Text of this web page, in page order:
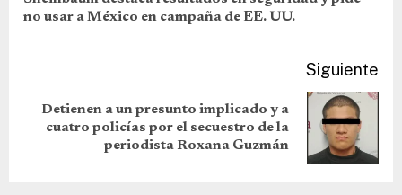
no usar a México en campaña de EE. UU.
Siguiente
Detienen a un presunto implicado y a
cuatro policías por el secuestro de la
periodista Roxana Guzmán